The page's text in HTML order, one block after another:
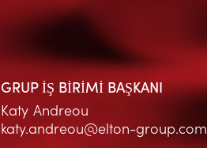
GRUP İŞ BİRİMİ BAŞKANI
Katy Andreou
katy.andreou@elton-group.com